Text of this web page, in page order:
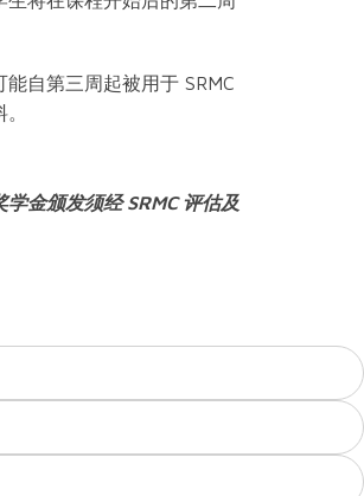
自第三周起被用于 SRMC
金颁发须经 SRMC 评估及